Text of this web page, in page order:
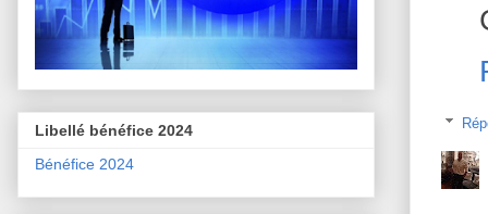
Libellé bénéfice 2024
Bénéfice 2024